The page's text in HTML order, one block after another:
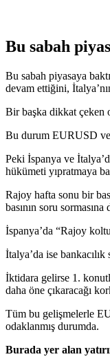
Bu sabah
Bu sabah piyasaya
devam ettiğini,
Bir başka dikkat çeken
Bu durum EURUSD ve
Peki İspanya ve
hükümeti yıpratmaya
Rajoy hafta sonu bir
basının soru
İspanya’da “Rajoy
İtalya’da ise
İktidara gelirse 1.
daha öne çıkaracağı
Tüm bu gelişmelerle
odaklanmış durumda.
Burada yer alan